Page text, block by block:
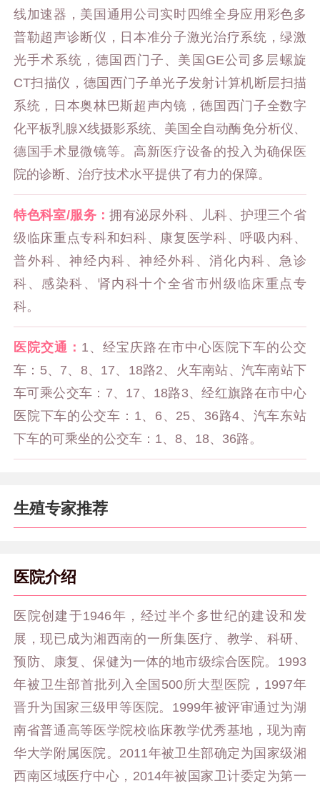
线加速器，美国通用公司实时四维全身应用彩色多
普勒超声诊断仪，日本准分子激光治疗系统，绿激
光手术系统，德国西门子、美国GE公司多层螺旋
CT扫描仪，德国西门子单光子发射计算机断层扫描
系统，日本奥林巴斯超声内镜，德国西门子全数字
化平板乳腺X线摄影系统、美国全自动酶免分析仪、
德国手术显微镜等。高新医疗设备的投入为确保医
院的诊断、治疗技术水平提供了有力的保障。
特色科室/服务：拥有泌尿外科、儿科、护理三个省
级临床重点专科和妇科、康复医学科、呼吸内科、
普外科、神经内科、神经外科、消化内科、急诊
科、感染科、肾内科十个全省市州级临床重点专
科。
医院交通： 1、经宝庆路在市中心医院下车的公交
车：5、7、8、17、18路2、火车南站、汽车南站下
车可乘公交车：7、17、18路3、经红旗路在市中心
医院下车的公交车：1、6、25、36路4、汽车东站
下车的可乘坐的公交车：1、8、18、36路。
生殖专家推荐
医院介绍
医院创建于1946年，经过半个多世纪的建设和发
展，现已成为湘西南的一所集医疗、教学、科研、
预防、康复、保健为一体的地市级综合医院。1993
年被卫生部首批列入全国500所大型医院，1997年
晋升为国家三级甲等医院。1999年被评审通过为湖
南省普通高等医学院校临床教学优秀基地，现为南
华大学附属医院。2011年被卫生部确定为国家级湘
西南区域医疗中心，2014年被国家卫计委定为第一